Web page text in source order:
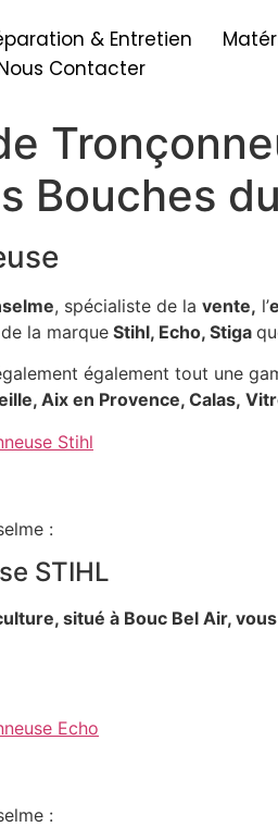
& Entretien
Contacter
Bouches
, spécialiste de la vente, l’
de la marque Stihl, Echo, Stiga
également tout une
Aix en Provence, Calas,
Stihl
:
STIHL
situé à Bouc Bel Air,
Echo
: